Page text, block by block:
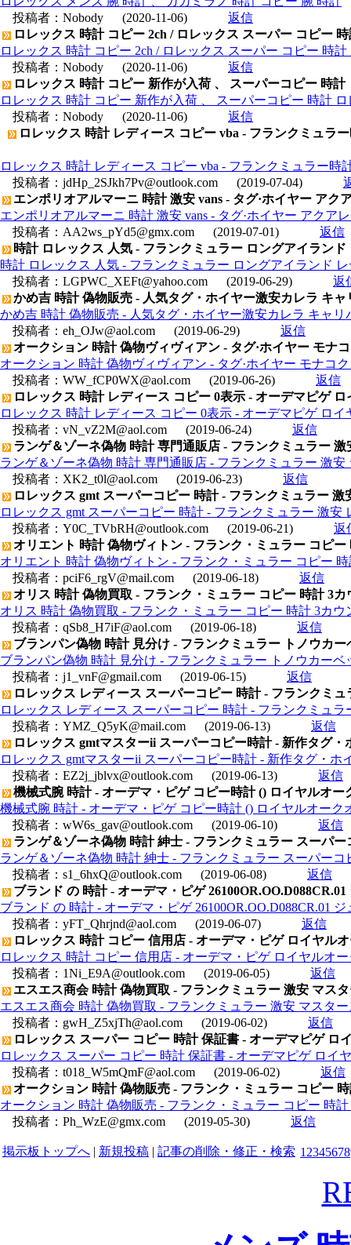
投稿者： Nobody (2020-11-06)
返信
ロレックス 時計 コピー 2ch / ロレックス スーパー コピー
ロレックス 時計 コピー 2ch / ロレックス スーパー コピー 時計
投稿者： Nobody (2020-11-06)
返信
ロレックス 時計 コピー 新作が入荷 、 スーパーコピー 時
ロレックス 時計 コピー 新作が入荷 、 スーパーコピー 時計
投稿者： Nobody (2020-11-06)
返信
ロレックス 時計 レディース コピー vba - フランクミュラ
ロレックス 時計 レディース コピー vba - フランクミュラー
投稿者： jdHp_2SJkh7Pv@outlook.com (2019-07-04)
エンポリオアルマーニ 時計 激安 vans - タグ·ホイヤー アク
エンポリオアルマーニ 時計 激安 vans - タグ·ホイヤー アクア
投稿者： AA2ws_pYd5@gmx.com (2019-07-01)
返信
時計 ロレックス 人気 - フランクミュラー ロングアイランド
時計 ロレックス 人気 - フランクミュラー ロングアイランド
投稿者： LGPWC_XEFt@yahoo.com (2019-06-29)
返
かめ吉 時計 偽物販売 - 人気タグ・ホイヤー激安カレラ キ
かめ吉 時計 偽物販売 - 人気タグ・ホイヤー激安カレラ キャリ
投稿者： eh_OJw@aol.com (2019-06-29)
返信
オークション 時計 偽物ヴィヴィアン - タグ·ホイヤー モナ
オークション 時計 偽物ヴィヴィアン - タグ·ホイヤー モナコ
投稿者： WW_fCP0WX@aol.com (2019-06-26)
返信
ロレックス 時計 レディース コピー 0表示 - オーデマピゲ
ロレックス 時計 レディース コピー 0表示 - オーデマピゲ ロ
投稿者： vN_vZ2M@aol.com (2019-06-24)
返信
ランゲ＆ゾーネ偽物 時計 専門通販店 - フランクミュラー
ランゲ＆ゾーネ偽物 時計 専門通販店 - フランクミュラー 激
投稿者： XK2_t0l@aol.com (2019-06-23)
返信
ロレックス gmt スーパーコピー 時計 - フランクミュラー
ロレックス gmt スーパーコピー 時計 - フランクミュラー 激
投稿者： Y0C_TVbRH@outlook.com (2019-06-21)
返
オリエント 時計 偽物ヴィトン - フランク・ミュラー コピ
オリエント 時計 偽物ヴィトン - フランク・ミュラー コピー
投稿者： pciF6_rgV@mail.com (2019-06-18)
返信
オリス 時計 偽物買取 - フランク・ミュラー コピー 時計 3
オリス 時計 偽物買取 - フランク・ミュラー コピー 時計 3カ
投稿者： qSb8_H7iF@aol.com (2019-06-18)
返信
ブランパン偽物 時計 見分け - フランクミュラー トノウカー
ブランパン偽物 時計 見分け - フランクミュラー トノウカーベ
投稿者： j1_vnF@gmail.com (2019-06-15)
返信
ロレックス レディース スーパーコピー 時計 - フランクミ
ロレックス レディース スーパーコピー 時計 - フランクミュ
投稿者： YMZ_Q5yK@mail.com (2019-06-13)
返信
ロレックス gmtマスターii スーパーコピー時計 - 新作タグ
ロレックス gmtマスターii スーパーコピー時計 - 新作タグ・
投稿者： EZ2j_jblvx@outlook.com (2019-06-13)
返信
機械式腕 時計 - オーデマ・ピゲ コピー時計 () ロイヤルオー
機械式腕 時計 - オーデマ・ピゲ コピー時計 () ロイヤルオーク
投稿者： wW6s_gav@outlook.com (2019-06-10)
返信
ランゲ＆ゾーネ偽物 時計 紳士 - フランクミュラー スーパ
ランゲ＆ゾーネ偽物 時計 紳士 - フランクミュラー スーパー
投稿者： s1_6hxQ@outlook.com (2019-06-08)
返信
ブランド の 時計 - オーデマ・ピゲ
ブランド の 時計 - オーデマ・ピゲ 26100OR.OO.D088CR.01
投稿者： yFT_Qhrjnd@aol.com (2019-06-07)
返信
ロレックス 時計 コピー 信用店 - オーデマ・ピゲ ロイヤル
ロレックス 時計 コピー 信用店 - オーデマ・ピゲ ロイヤルオ
投稿者： 1Ni_E9A@outlook.com (2019-06-05)
返信
エスエス商会 時計 偽物買取 - フランクミュラー 激安 マス
エスエス商会 時計 偽物買取 - フランクミュラー 激安 マスタ
投稿者： gwH_Z5xjTh@aol.com (2019-06-02)
返信
ロレックス スーパー コピー 時計 保証書 - オーデマピゲ ロ
ロレックス スーパー コピー 時計 保証書 - オーデマピゲ ロイ
投稿者： t018_W5mQmF@aol.com (2019-06-02)
返信
オークション 時計 偽物販売 - フランク・ミュラー コピー
オークション 時計 偽物販売 - フランク・ミュラー コピー 時
投稿者： Ph_WzE@gmx.com (2019-05-30) 返信
掲示板トップへ | 新規投稿 | 記事の削除・修正・検索 1 2345678